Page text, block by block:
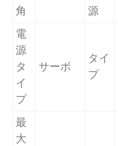
角
源
電
源
タ
イ
プ
サーボ
タイ
プ
最
大